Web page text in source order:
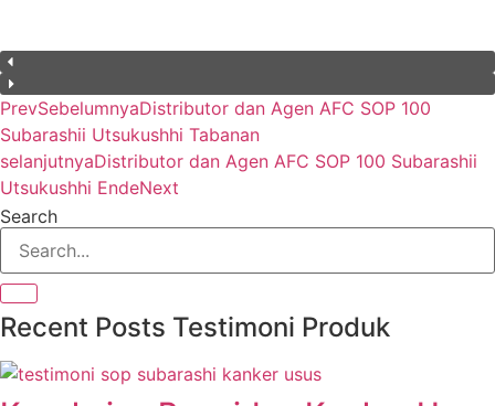
PrevSebelumnyaDistributor dan Agen AFC SOP 100
Subarashii Utsukushhi Tabanan
selanjutnyaDistributor dan Agen AFC SOP 100 Subarashii
Utsukushhi EndeNext
Search
Recent Posts Testimoni Produk